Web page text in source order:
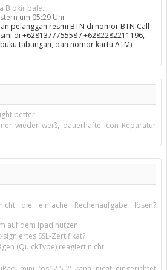
Blokir bale...
um 05:29 Uhr
pelanggan resmi BTN di nomor BTN Call
di +628137775558 / +6282282211196,
tabungan, dan nomor kartu ATM)
better
wieder weiß, dauerhafte Icon Reparatur
die einfache Rechenaufgabe lösen?
auf dem Ipad nutzen
SSL-Zertifikat?
(QuickType) reagiert nicht